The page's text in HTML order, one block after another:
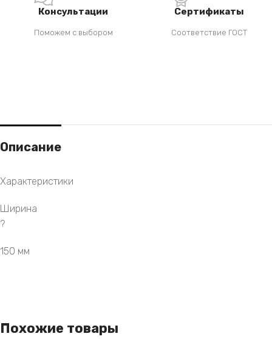
Консультации
Поможем с выбором
Сертификаты
Соответствие ГОСТ
Описание
Характеристики
Ширина
?
150 мм
Похожие товары